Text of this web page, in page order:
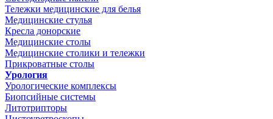
Тележки медицинские для белья
Медицинские стулья
Кресла донорские
Медицинские столы
Медицинские столики и тележки
Прикроватные столы
Урология
Урологические комплексы
Биопсийные системы
Литотрипторы